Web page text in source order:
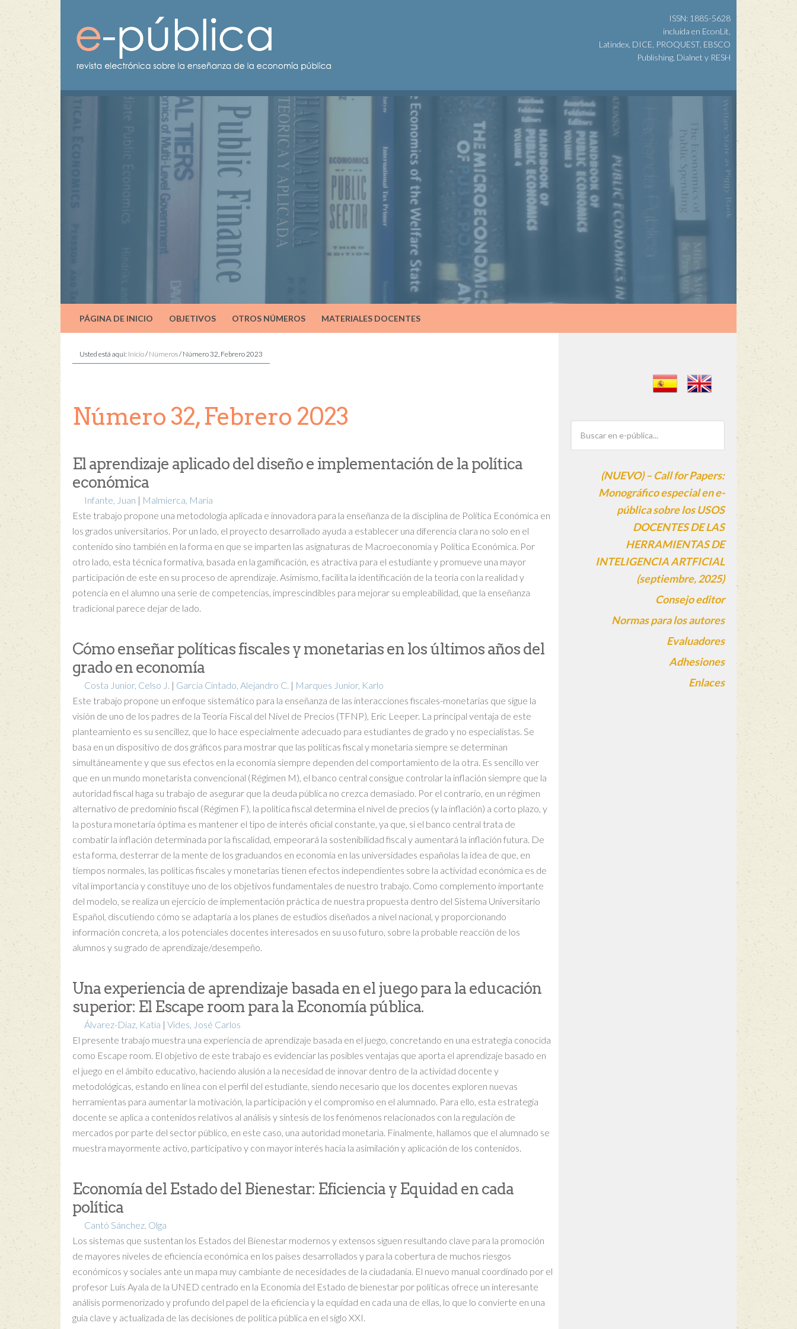
ISSN: 1885-5628
incluida en EconLit,
Latindex, DICE, PROQUEST, EBSCO
Publishing, Dialnet y RESH
PÁGINA DE INICIO OBJETIVOS OTROS NÚMEROS MATERIALES DOCENTES
Usted está aquí: Inicio/ Números/ Número 32, Febrero 2023
Número 32, Febrero 2023
El aprendizaje aplicado del diseño e implementación de la política
económica
Infante, Juan | Malmierca, María
Este trabajo propone una metodología aplicada e innovadora para la enseñanza de la disciplina de Política Económica en
los grados universitarios. Por un lado, el proyecto desarrollado ayuda a establecer una diferencia clara no solo en el
contenido sino también en la forma en que se imparten las asignaturas de Macroeconomía y Política Económica. Por
otro lado, esta técnica formativa, basada en la gamificación, es atractiva para el estudiante y promueve una mayor
participación de este en su proceso de aprendizaje. Asimismo, facilita la identificación de la teoría con la realidad y
potencia en el alumno una serie de competencias, imprescindibles para mejorar su empleabilidad, que la enseñanza
tradicional parece dejar de lado.
Cómo enseñar políticas fiscales y monetarias en los últimos años del
grado en economía
Costa Junior, Celso J. | García Cintado, Alejandro C. | Marques Junior, Karlo
Este trabajo propone un enfoque sistemático para la enseñanza de las interacciones fiscales-monetarias que sigue la
visión de uno de los padres de la Teoría Fiscal del Nivel de Precios (TFNP), Eric Leeper. La principal ventaja de este
planteamiento es su sencillez, que lo hace especialmente adecuado para estudiantes de grado y no especialistas. Se
basa en un dispositivo de dos gráficos para mostrar que las políticas fiscal y monetaria siempre se determinan
simultáneamente y que sus efectos en la economía siempre dependen del comportamiento de la otra. Es sencillo ver
que en un mundo monetarista convencional (Régimen M), el banco central consigue controlar la inflación siempre que la
autoridad fiscal haga su trabajo de asegurar que la deuda pública no crezca demasiado. Por el contrario, en un régimen
alternativo de predominio fiscal (Régimen F), la política fiscal determina el nivel de precios (y la inflación) a corto plazo, y
la postura monetaria óptima es mantener el tipo de interés oficial constante, ya que, si el banco central trata de
combatir la inflación determinada por la fiscalidad, empeorará la sostenibilidad fiscal y aumentará la inflación futura. De
esta forma, desterrar de la mente de los graduandos en economía en las universidades españolas la idea de que, en
tiempos normales, las políticas fiscales y monetarias tienen efectos independientes sobre la actividad económica es de
vital importancia y constituye uno de los objetivos fundamentales de nuestro trabajo. Como complemento importante
del modelo, se realiza un ejercicio de implementación práctica de nuestra propuesta dentro del Sistema Universitario
Español, discutiendo cómo se adaptaría a los planes de estudios diseñados a nivel nacional, y proporcionando
información concreta, a los potenciales docentes interesados en su uso futuro, sobre la probable reacción de los
alumnos y su grado de aprendizaje/desempeño.
Una experiencia de aprendizaje basada en el juego para la educación
superior: El Escape room para la Economía pública.
Álvarez-Díaz, Katia | Vides, José Carlos
El presente trabajo muestra una experiencia de aprendizaje basada en el juego, concretando en una estrategia conocida
como Escape room. El objetivo de este trabajo es evidenciar las posibles ventajas que aporta el aprendizaje basado en
el juego en el ámbito educativo, haciendo alusión a la necesidad de innovar dentro de la actividad docente y
metodológicas, estando en línea con el perfil del estudiante, siendo necesario que los docentes exploren nuevas
herramientas para aumentar la motivación, la participación y el compromiso en el alumnado. Para ello, esta estrategia
docente se aplica a contenidos relativos al análisis y síntesis de los fenómenos relacionados con la regulación de
mercados por parte del sector público, en este caso, una autoridad monetaria. Finalmente, hallamos que el alumnado se
muestra mayormente activo, participativo y con mayor interés hacia la asimilación y aplicación de los contenidos.
Economía del Estado del Bienestar: Eficiencia y Equidad en cada
política
Cantó Sánchez, Olga
Los sistemas que sustentan los Estados del Bienestar modernos y extensos siguen resultando clave para la promoción
de mayores niveles de eficiencia económica en los países desarrollados y para la cobertura de muchos riesgos
económicos y sociales ante un mapa muy cambiante de necesidades de la ciudadanía. El nuevo manual coordinado por el
profesor Luis Ayala de la UNED centrado en la Economía del Estado de bienestar por políticas ofrece un interesante
análisis pormenorizado y profundo del papel de la eficiencia y la equidad en cada una de ellas, lo que lo convierte en una
guía clave y actualizada de las decisiones de política pública en el siglo XXI.
(NUEVO) – Call for Papers:
Monográfico especial en e-
pública sobre los USOS
DOCENTES DE LAS
HERRAMIENTAS DE
INTELIGENCIA ARTFICIAL
(septiembre, 2025)
Consejo editor
Normas para los autores
Evaluadores
Adhesiones
Enlaces